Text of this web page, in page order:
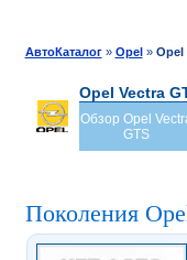
АвтоКаталог» Opel» Opel
Opel Vectra
Обзор Opel
GTS
Поколения